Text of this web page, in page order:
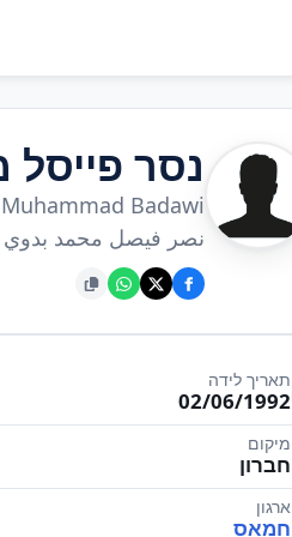
נסר פייסל
Badawi
نصر فيصل محمد بدوي
תאריך לידה
02/06/1992
מיקום
חברון
ארגון
חמאס